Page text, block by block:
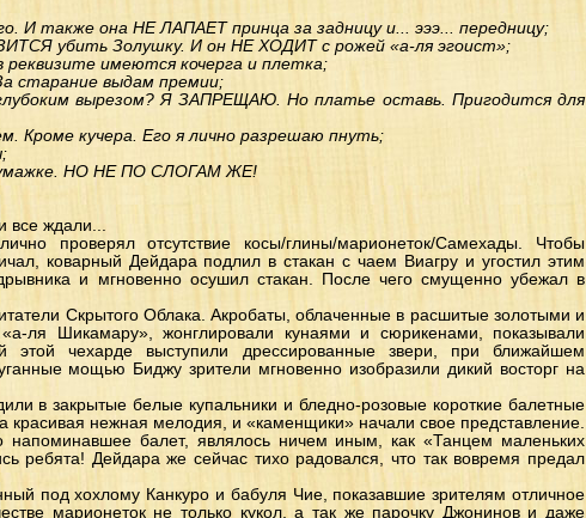
И также она НЕ ЛАПАЕТ принца за задницу и... эээ... передницу;
убить Золушку. И он НЕ ХОДИТ с рожей «а-ля эгоист»;
имеются кочерга и плетка;
старание выдам премии;
вырезом? Я ЗАПРЕЩАЮ. Но платье оставь. Пригодится для
Кроме кучера. Его я лично разрешаю пнуть;
НО НЕ ПО СЛОГАМ ЖЕ!
все ждали...
проверял отсутствие косы/глины/марионеток/Самехады. Чтобы
коварный Дейдара подлил в стакан с чаем Виагру и угостил этим
и мгновенно осушил стакан. После чего смущенно убежал в
Скрытого Облака. Акробаты, облаченные в расшитые золотыми и
ля Шикамару», жонглировали кунаями и сюрикенами, показывали
чехарде выступили дрессированные звери, при ближайшем
мощью Биджу зрители мгновенно изобразили дикий восторг на
в закрытые белые купальники и бледно-розовые короткие балетные
красивая нежная мелодия, и «каменщики» начали свое представление.
напоминавшее балет, являлось ничем иным, как «Танцем маленьких
ребята! Дейдара же сейчас тихо радовался, что так вовремя предал
под хохлому Канкуро и бабуля Чие, показавшие зрителям отличное
марионеток не только кукол, а так же парочку Джонинов и даже